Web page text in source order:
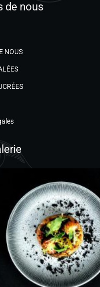
de nous
NOUS